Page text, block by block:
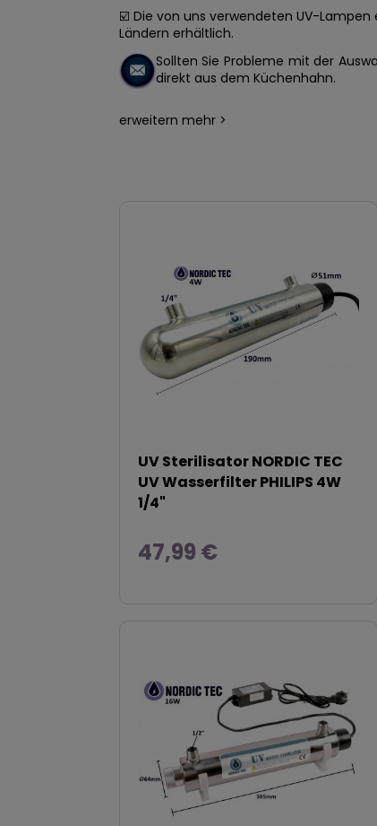
☑️ Die von uns verwendeten UV-Lampen
Ländern erhältlich.
Sollten Sie Probleme mit der
direkt aus dem Küchenhahn.
erweitern mehr >
UV Sterilisator NORDIC TEC
UV Wasserfilter PHILIPS 4W
1/4"
47,99 €